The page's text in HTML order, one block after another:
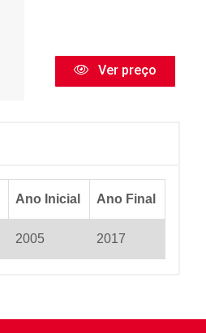
Ver preço
Ano Inicial Ano Final
2005 2017